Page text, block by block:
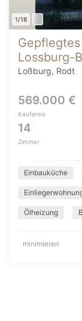
1/18
Lossburg-
Loßburg, Rodt
569.000 €
Kaufpreis
14
Zimmer
Einbauküche
Ölheizung
minimieren